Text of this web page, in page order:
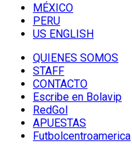
MÉXICO
PERU
US ENGLISH
QUIENES SOMOS
STAFF
CONTACTO
Escribe en Bolavip
RedGol
APUESTAS
Futbolcentroamerica